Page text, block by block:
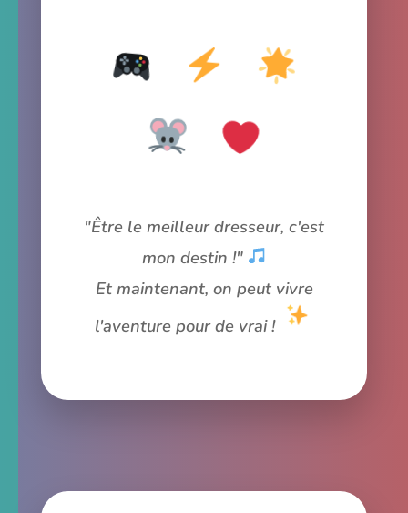
"Être le meilleur dresseur, c'est
mon destin !"
Et maintenant, on peut vivre
l'aventure pour de vrai !